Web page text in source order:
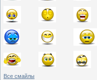
Все смайлы